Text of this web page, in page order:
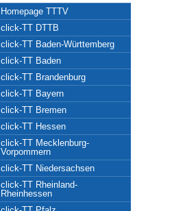
Homepage TTTV
click-TT DTTB
click-TT Baden-Württemberg
click-TT Baden
click-TT Brandenburg
click-TT Bayern
click-TT Bremen
click-TT Hessen
click-TT Mecklenburg-
Vorpommern
click-TT Niedersachsen
click-TT Rheinland-
Rheinhessen